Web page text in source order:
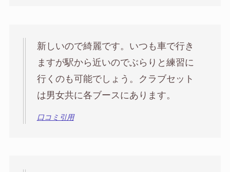
新しいので綺麗です。いつも車で行き
ますが駅から近いのでぶらりと練習に
行くのも可能でしょう。クラブセット
は男女共に各ブースにあります。
口コミ引用